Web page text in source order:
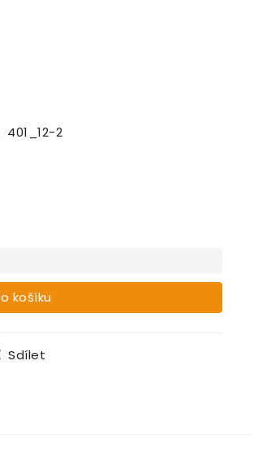
401_12-2
Sdílet